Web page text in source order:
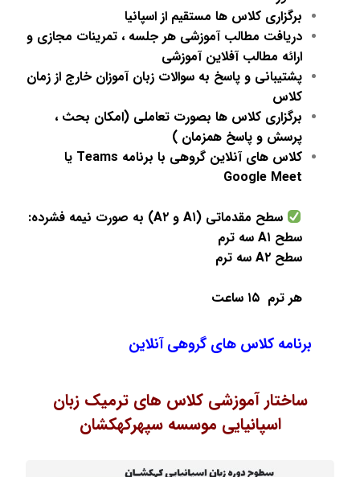
برگزاری کلاس ها مستقیم از اسپانیا
دریافت مطالب آموزشی هر جلسه ، تمرینات مجازی و
ارائه مطالب آفلاین آموزشی
پشتیبانی و پاسخ به سوالات زبان آموزان خارج از زمان
کلاس
برگزاری کلاس ها بصورت تعاملی (امکان بحث ،
پرسش و پاسخ همزمان )
کلاس های آنلاین گروهی
با برنامه Teams یا
Google Meet
سطح مقدماتی (A۱ و A۲) به صورت نیمه فشرده:
سطح A۱ سه ترم
سطح A۲ سه ترم
هر ترم ۱۵ ساعت
برنامه کلاس های گروهی آنلاین
ساختار آموزشی کلاس های ترمیک زبان
اسپانیایی موسسه سپهرکهکشان